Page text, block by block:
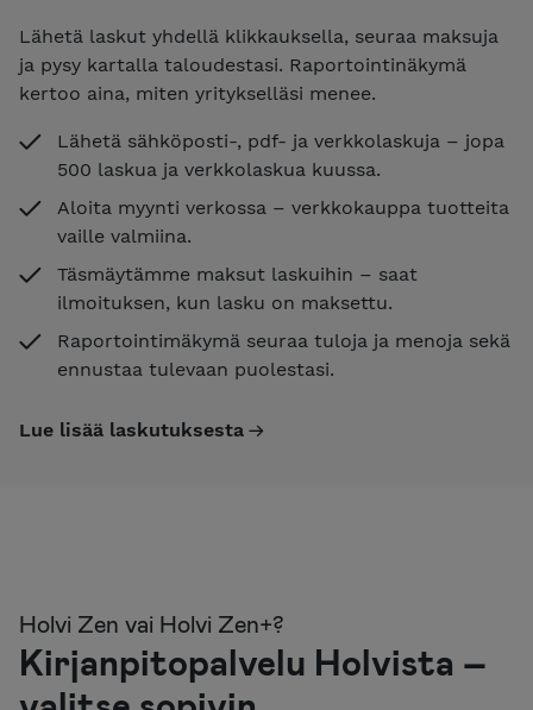
Lähetä laskut yhdellä klikkauksella, seuraa maksuja
ja pysy kartalla taloudestasi. Raportointinäkymä
kertoo aina, miten yritykselläsi menee.
Lähetä sähköposti-, pdf- ja verkkolaskuja – jopa
500 laskua ja verkkolaskua kuussa.
Aloita myynti verkossa – verkkokauppa tuotteita
vaille valmiina.
Täsmäytämme maksut laskuihin – saat
ilmoituksen, kun lasku on maksettu.
Raportointimäkymä seuraa tuloja ja menoja sekä
ennustaa tulevaan puolestasi.
Lue lisää laskutuksesta
Holvi Zen vai Holvi Zen+?
Kirjanpitopalvelu Holvista –